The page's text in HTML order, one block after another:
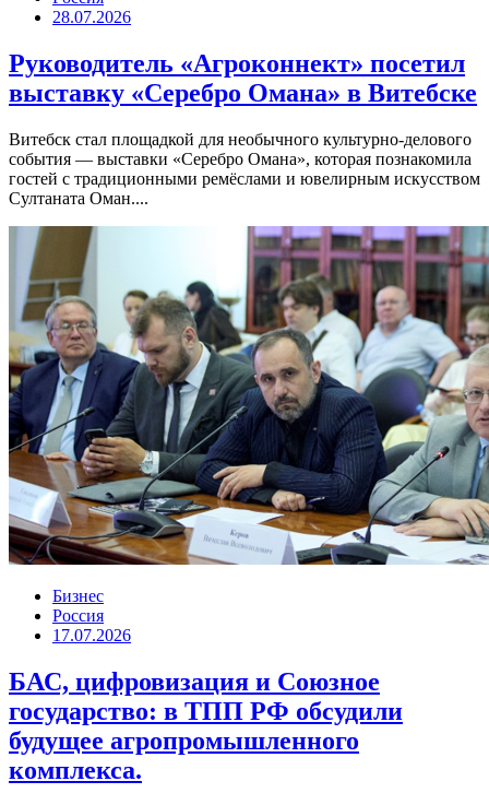
28.07.2026
Руководитель «Агроконнект» посетил
выставку «Серебро Омана» в Витебске
Витебск стал площадкой для необычного культурно-делового
события — выставки «Серебро Омана», которая познакомила
гостей с традиционными ремёслами и ювелирным искусством
Султаната Оман....
Бизнес
Россия
17.07.2026
БАС, цифровизация и Союзное
государство: в ТПП РФ обсудили
будущее агропромышленного
комплекса.